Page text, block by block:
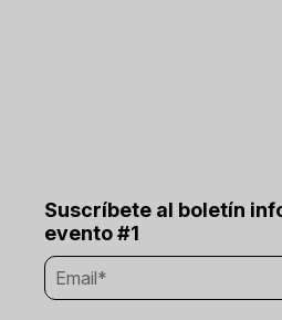
Suscríbete al boletín
evento #1